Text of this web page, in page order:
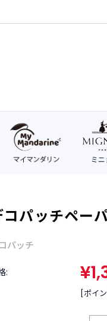
コパッチペー
パッチ
:
[ポイ